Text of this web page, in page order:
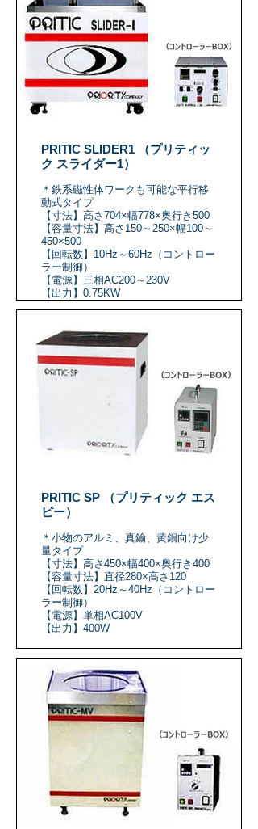
PRITIC SLIDER1 （プリティッ
ク スライダー1）
＊鉄系磁性体ワークも可能な平行移
動式タイプ
【寸法】高さ704×幅778×奥行き500
【容量寸法】高さ150～250×幅100～
450×500
【回転数】10Hz～60Hz（コントロー
ラー制御）
【電源】三相AC200～230V
【出力】0.75KW
PRITIC SP （プリティック エス
ピー）
＊小物のアルミ、真鍮、黄銅向け少
量タイプ
【寸法】高さ450×幅400×奥行き400
【容量寸法】直径280×高さ120
【回転数】20Hz～40Hz（コントロー
ラー制御）
【電源】単相AC100V
【出力】400W